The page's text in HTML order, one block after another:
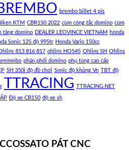
brembo billet 4 pis
KTM CBR150 2022 cùm công tắc domino cùm
tăng domino DEALER LEOVINCE VIETNAM honda
Sonic 125 độ 995tr Honda Vario 150cc
813 816 817 ohlins HO545 Ohlins SH Ohlins
phân phối domino phụ tùng cao cấp
SH 350i độ đồ chơi Sonic độ khủng Vn TBT độ
TTRACING TTRACING.NET
Độ xe CB150 độ xe sh
PÁT CNC